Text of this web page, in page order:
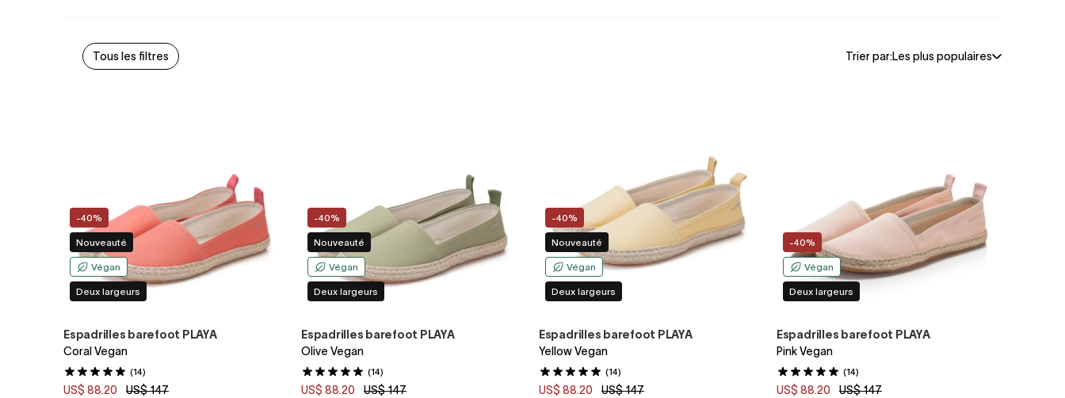
Tous les filtres Trier par:Les plus populaires
-40%
Nouveauté
Végan
Deux largeurs
Espadrilles barefoot PLAYA
Coral Vegan
(14)
US$ 88.20 US$ 147
-40%
Nouveauté
Végan
Deux largeurs
Espadrilles barefoot PLAYA
Olive Vegan
(14)
US$ 88.20 US$ 147
-40%
Nouveauté
Végan
Deux largeurs
Espadrilles barefoot PLAYA
Yellow Vegan
(14)
US$ 88.20 US$ 147
-40%
Végan
Deux largeurs
Espadrilles barefoot PLAYA
Pink Vegan
(14)
US$ 88.20 US$ 147